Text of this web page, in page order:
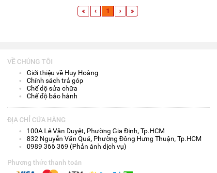
« ‹ 1 › »
VỀ CHÚNG TÔI
Giới thiệu về Huy Hoàng
Chính sách trả góp
Chế độ sửa chữa
Chế độ bảo hành
ĐỊA CHỈ CỬA HÀNG
100A Lê Văn Duyệt, Phường Gia Định, Tp.HCM
832 Nguyễn Văn Quá, Phường Đông Hưng Thuận, Tp.HCM
0989 366 369 (Phản ánh dịch vụ)
Phương thức thanh toán